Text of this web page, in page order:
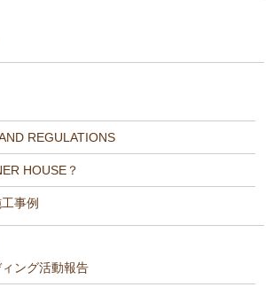
REGULATIONS
HOUSE？
事例
ング活動報告